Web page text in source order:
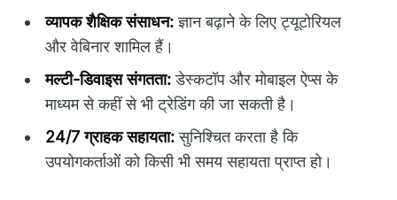
व्यापक शैक्षिक संसाधन:ज्ञान बढ़ाने के लिए ट्यूटोरियल
और वेबिनार शामिल हैं।
मल्टी-डिवाइस संगतता:डेस्कटॉप और मोबाइल ऐप्स के
माध्यम से कहीं से भी ट्रेडिंग की जा सकती है।
24/7 ग्राहक सहायता:सुनिश्चित करता है कि
उपयोगकर्ताओं को किसी भी समय सहायता प्राप्त हो।